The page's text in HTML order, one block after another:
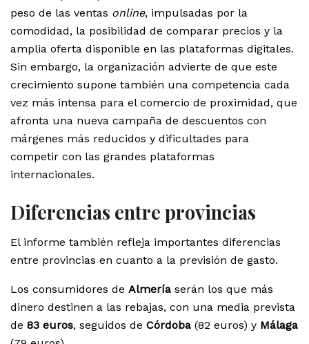
peso de las ventas online, impulsadas por la
comodidad, la posibilidad de comparar precios y la
amplia oferta disponible en las plataformas digitales.
Sin embargo, la organización advierte de que este
crecimiento supone también una competencia cada
vez más intensa para el comercio de proximidad, que
afronta una nueva campaña de descuentos con
márgenes más reducidos y dificultades para
competir con las grandes plataformas
internacionales.
Diferencias entre provincias
El informe también refleja importantes diferencias
entre provincias en cuanto a la previsión de gasto.
Los consumidores de Almería serán los que más
dinero destinen a las rebajas, con una media prevista
de 83 euros, seguidos de Córdoba (82 euros) y Málaga